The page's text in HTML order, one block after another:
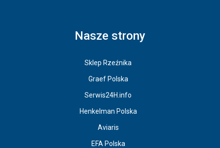
Nasze strony
Sklep Rzeźnika
Graef Polska
Serwis24H.info
Henkelman Polska
Aviaris
EFA Polska